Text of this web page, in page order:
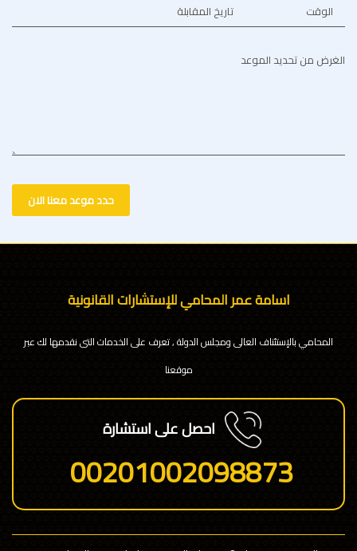
تاريخ المقابلة الوقت
الغرض من تحديد الموعد
حدد موعد معنا الان
اسامة عمر المحامي للإستشارات القانونية
المحامي بالإستئناف العالى ومجلس الدولة , تعرف على الخدمات التى نقدمها لك عبر
موقعنا
احصل على استشارة
00201002098873